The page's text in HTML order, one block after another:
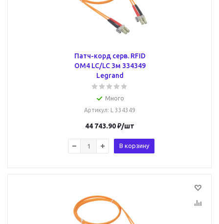
Патч-корд серв. RFID
ОМ4 LC/LC 3м 334349
Legrand
Много
Артикул: L 334349
44 743.90₽/шт
В корзину